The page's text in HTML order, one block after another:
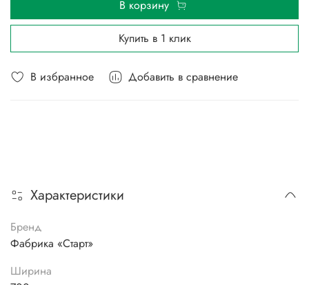
В избранное Добавить в сравнение
В корзину
Купить в 1 клик
Характеристики
Бренд
Фабрика «Старт»
Ширина